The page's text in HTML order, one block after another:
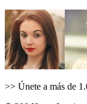
>> Únete a más de